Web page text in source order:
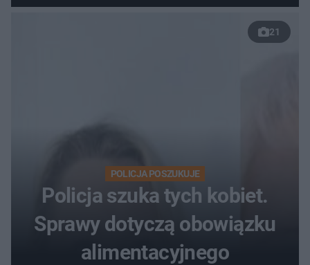
21
POLICJA POSZUKUJE
Policja szuka tych kobiet.
Sprawy dotyczą obowiązku
alimentacyjnego